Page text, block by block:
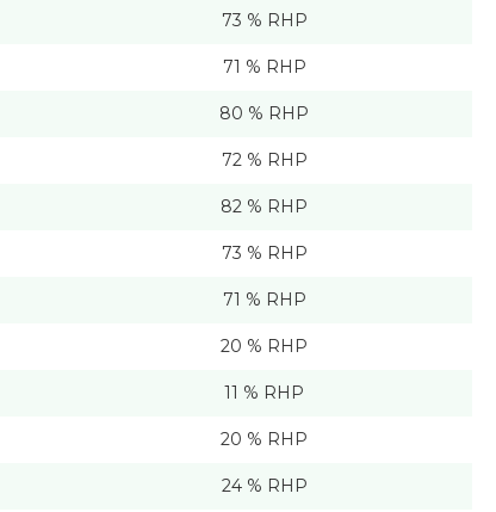
73 % RHP
71 % RHP
80 % RHP
72 % RHP
82 % RHP
73 % RHP
71 % RHP
20 % RHP
11 % RHP
20 % RHP
24 % RHP